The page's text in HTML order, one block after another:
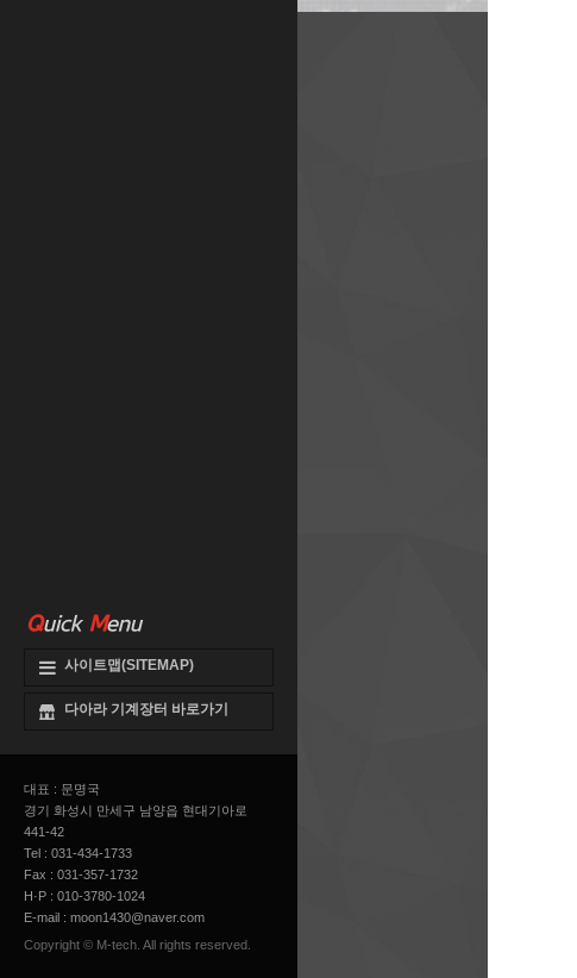
Quick Menu
사이트맵(SITEMAP)
다아라 기계장터 바로가기
대표 : 문명국
경기 화성시 만세구 남양읍 현대기아로
441-42
Tel : 031-434-1733
Fax : 031-357-1732
H·P : 010-3780-1024
E-mail : moon1430@naver.com
Copyright © M-tech. All rights reserved.